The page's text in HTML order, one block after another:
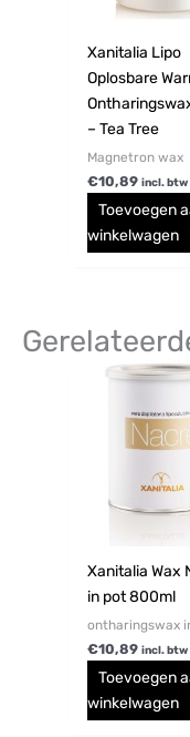
Xanitalia Lipo
Oplosbare
– Tea Tree
Magnetron wax
€10,89 incl. btw
Toevoegen
winkelwagen
Xanitalia Wax
in pot 800ml
ontharingswax
€10,89 incl. btw
Toevoegen
winkelwagen